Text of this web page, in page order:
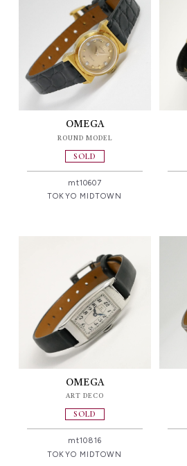
OMEGA
ROUND MODEL
SOLD
mt10607
TOKYO MIDTOWN
OMEGA
ART DECO
SOLD
mt10816
TOKYO MIDTOWN